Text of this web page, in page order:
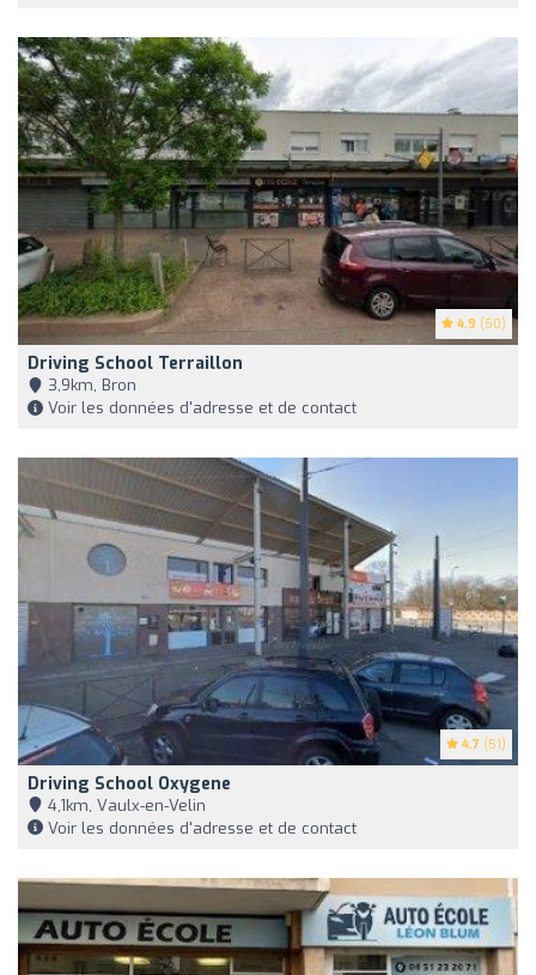
4.9 (50)
Driving School Terraillon
3,9km, Bron
Voir les données d'adresse et de contact
4.7 (51)
Driving School Oxygene
4,1km, Vaulx-en-Velin
Voir les données d'adresse et de contact